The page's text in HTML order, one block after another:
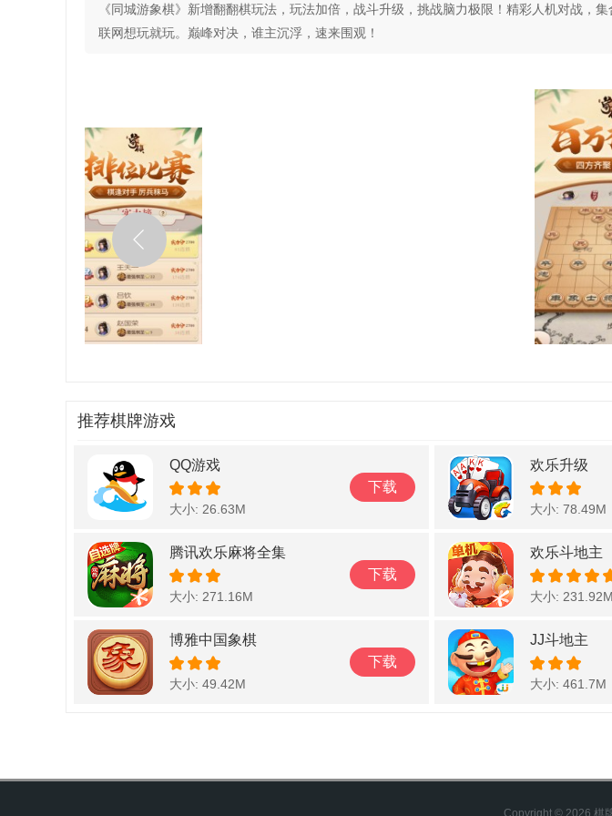
《同城游象棋》新增翻翻棋玩法，玩法加倍，战斗升级，挑战脑力极限！精彩人机对战，
联网想玩就玩。巅峰对决，谁主沉浮，速来围观！
推荐棋牌游戏
QQ游戏
大小: 26.63M
下载
欢乐升级
大小: 78.49M
腾讯欢乐麻将全集
大小: 271.16M
下载
欢乐斗地主
大小: 231.92M
博雅中国象棋
大小: 49.42M
下载
JJ斗地主
大小: 461.7M
Copyright © 2026 棋